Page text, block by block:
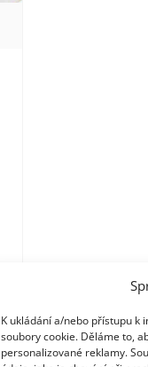
K ukládání a/nebo přístupu k
soubory cookie. Děláme to,
personalizované reklamy.